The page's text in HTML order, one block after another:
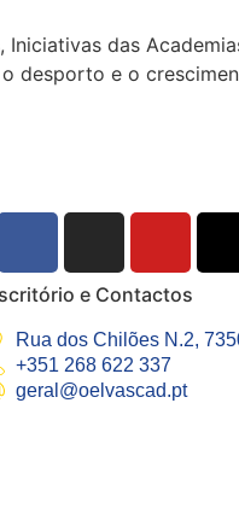
Iniciativas das
desporto e o
e Contactos
Rua dos Chilões N.2,
+351 268 622 337
geral@oelvascad.pt